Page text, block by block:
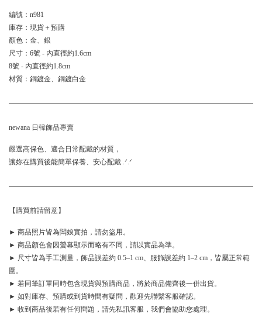
編號：n981
庫存：現貨＋預購
顏色：金、銀
尺寸：6號 - 內直徑約1.6cm
8號 - 內直徑約1.8cm
材質：銅鍍金、銅鍍白金
newana 日韓飾品專賣
嚴選高保色、適合日常配戴的材質，
讓妳在購買後能簡單保養、安心配戴 .ᐟ.ᐟ
【購買前請留意】
► 商品照片皆為闆娘實拍，請勿盜用。
► 商品顏色會因螢幕顯示而略有不同，請以實品為準。
► 尺寸皆為手工測量，飾品誤差約 0.5–1 cm、服飾誤差約 1–2 cm，皆屬正常範
圍。
► 若同筆訂單同時包含現貨與預購商品，將於商品備齊後一併出貨。
► 如對庫存、預購或到貨時間有疑問，歡迎先聯繫客服確認。
► 收到商品後若有任何問題，請先私訊客服，我們會協助您處理。